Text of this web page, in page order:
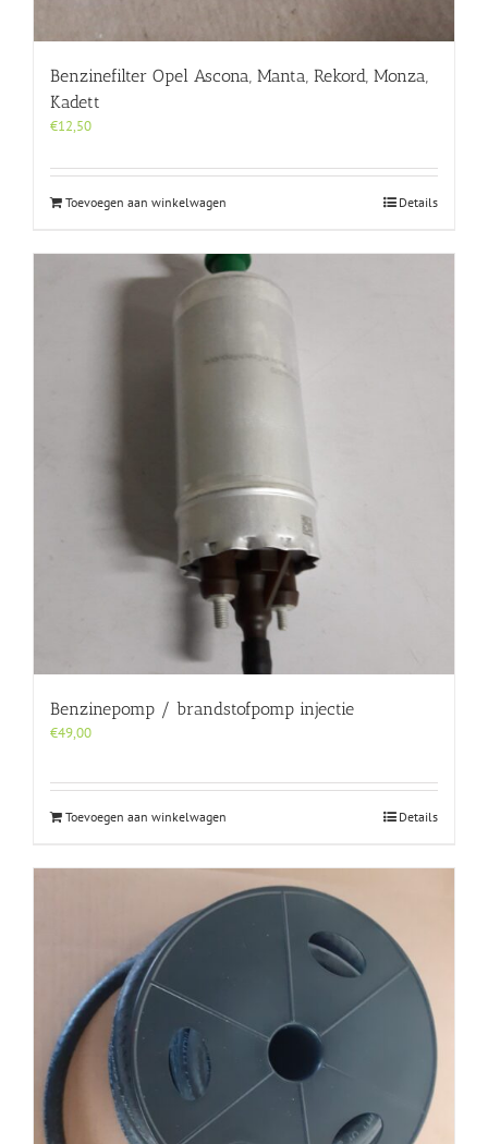
Benzinefilter Opel Ascona, Manta, Rekord, Monza,
Kadett
€12,50
Toevoegen aan winkelwagen Details
Benzinepomp / brandstofpomp injectie
€49,00
Toevoegen aan winkelwagen Details